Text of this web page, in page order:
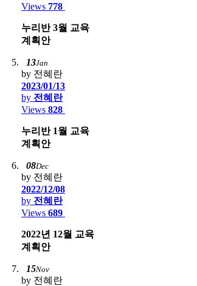
Views 778
누리반 3월 교육
계획안
13Jan
by 전혜란
2023/01/13
by 전혜란
Views 828
누리반 1월 교육
계획안
08Dec
by 전혜란
2022/12/08
by 전혜란
Views 689
2022년 12월 교육
계획안
15Nov
by 전혜란